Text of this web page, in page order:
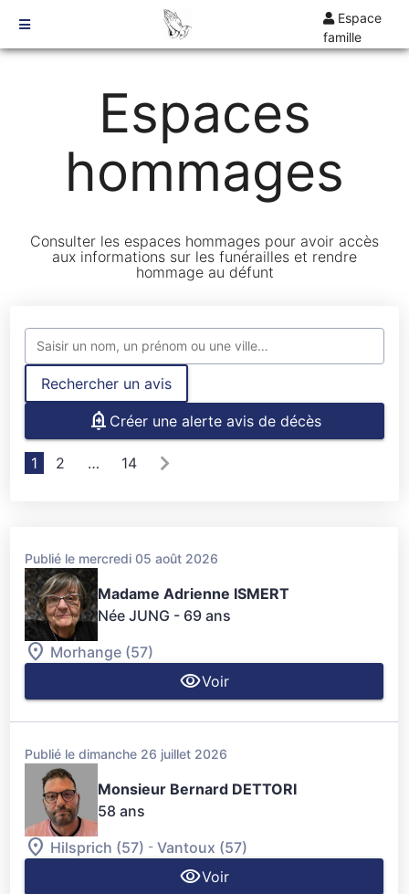
Espace
famille
CRÉMATION / INCINÉRATION
URGENCE / ASSISTANCE
SARRALBE
RACRANGE
Espaces
hommages
Consulter les espaces hommages pour avoir accès
aux informations sur les funérailles et rendre
hommage au défunt
Rechercher un avis
Créer une alerte avis de décès
1 2 … 14
Publié le mercredi 05 août 2026
Madame Adrienne ISMERT
Née JUNG - 69 ans
Morhange (57)
Voir
Publié le dimanche 26 juillet 2026
Monsieur Bernard DETTORI
58 ans
Hilsprich (57) -Vantoux (57)
Voir